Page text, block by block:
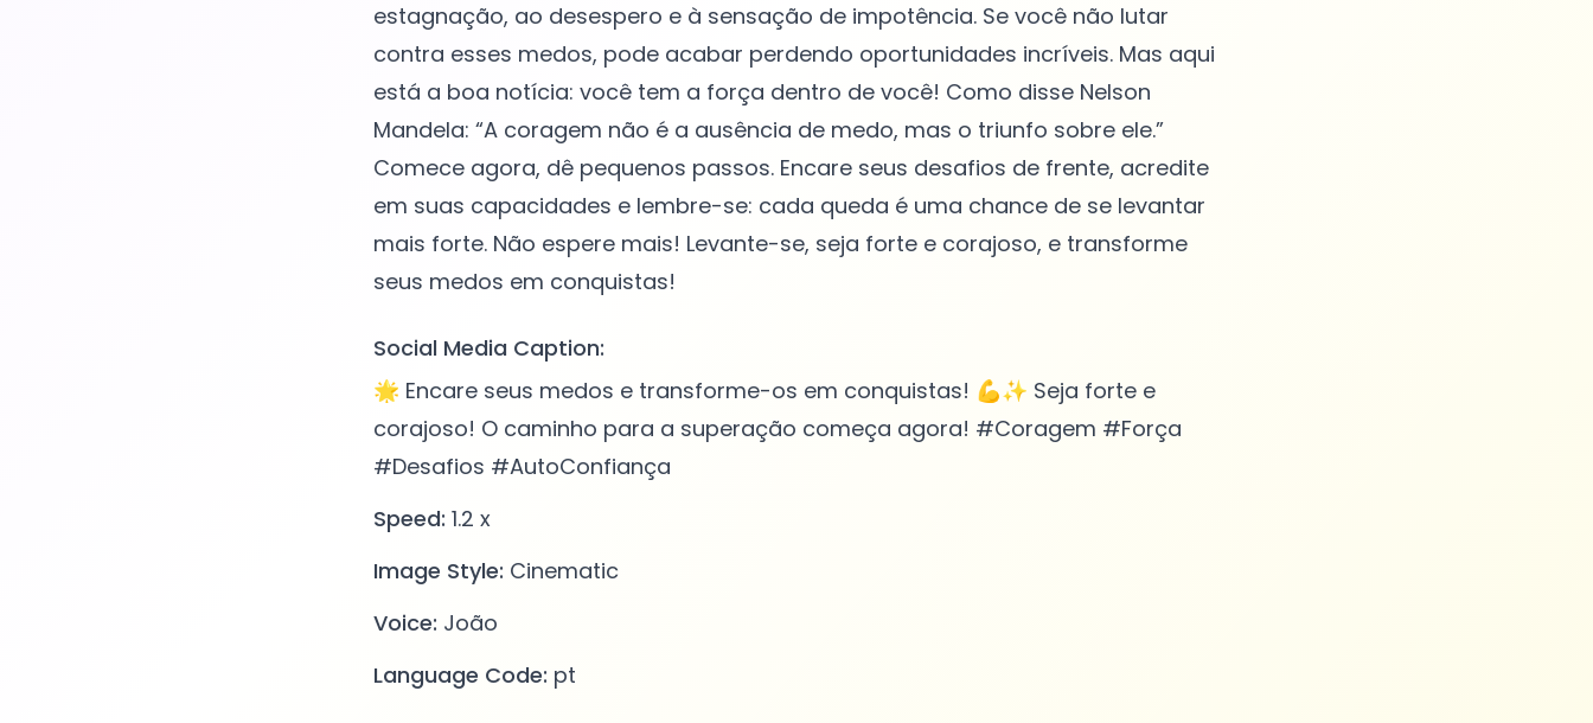
estagnação, ao desespero e à sensação de impotência. Se você não lutar
contra esses medos, pode acabar perdendo oportunidades incríveis. Mas aqui
está a boa notícia: você tem a força dentro de você! Como disse Nelson
Mandela: “A coragem não é a ausência de medo, mas o triunfo sobre ele.”
Comece agora, dê pequenos passos. Encare seus desafios de frente, acredite
em suas capacidades e lembre-se: cada queda é uma chance de se levantar
mais forte. Não espere mais! Levante-se, seja forte e corajoso, e transforme
Social Media Caption:
🌟 Encare seus medos e transforme-os em conquistas! 💪✨ Seja forte e
corajoso! O caminho para a superação começa agora! #Coragem #Força
#Desafios #AutoConfiança
Speed: 1.2 x
Image Style: Cinematic
Voice: João
Language Code: pt